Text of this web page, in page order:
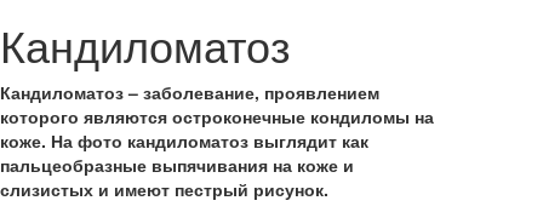
Кандиломатоз
Кандиломатоз – заболевание, проявлением
которого являются остроконечные кондиломы на
коже. На фото кандиломатоз выглядит как
пальцеобразные выпячивания на коже и
слизистых и имеют пестрый рисунок.